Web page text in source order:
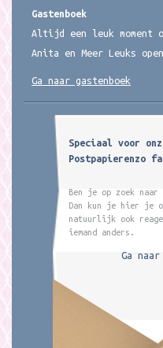
Gastenboek
Altijd een leuk moment
Anita en Meer Leuks
Ga naar gastenboek
Speciaal voor
Postpapierenzo
Ben je op zoek
Dan kun je hier je
natuurlijk ook
iemand anders.
Ga